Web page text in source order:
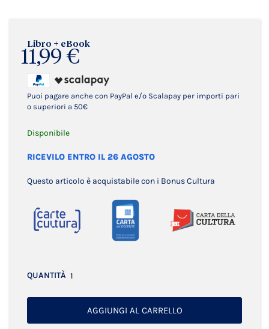
Libro + eBook
11,99 €
Puoi pagare anche con PayPal e/o Scalapay per importi pari
o superiori a 50€
Disponibile
RICEVILO ENTRO IL 26 AGOSTO
Questo articolo è acquistabile con i Bonus Cultura
QUANTITÀ
AGGIUNGI AL CARRELLO